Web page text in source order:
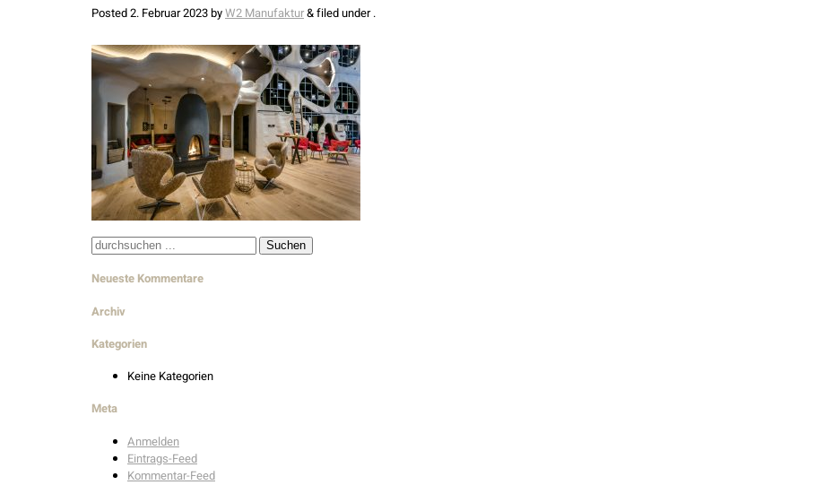
Außenanlagen
Posted2. Februar 2023byW2 Manufaktur&filed under .
Suche
Neueste Kommentare
Archiv
Kategorien
Keine Kategorien
Meta
Anmelden
Eintrags-Feed
Kommentar-Feed